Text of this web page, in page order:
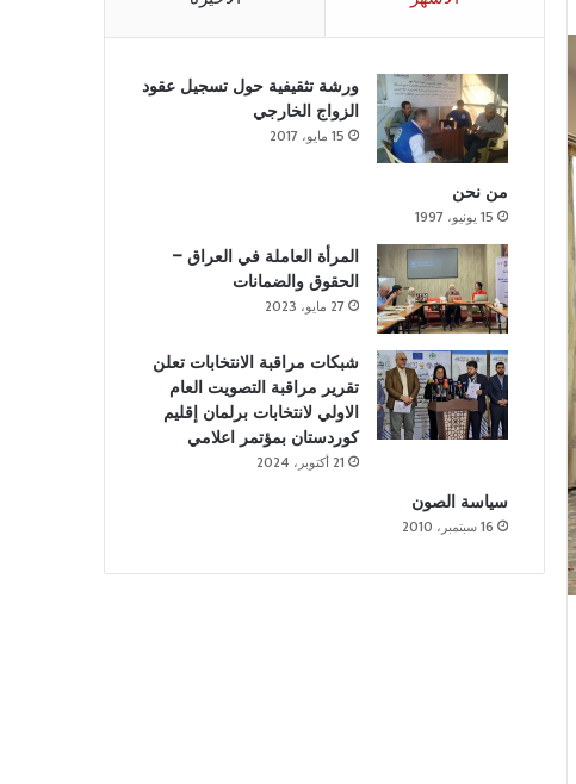
ورشة تثقيفية حول تسجيل عقود
الزواج الخارجي
15 مايو، 2017
من نحن
15 يونيو، 1997
المرأة العاملة في العراق –
الحقوق والضمانات
27 مايو، 2023
شبكات مراقبة الانتخابات تعلن
تقرير مراقبة التصويت العام
الاولي لانتخابات برلمان إقليم
كوردستان بمؤتمر اعلامي
21 أكتوبر، 2024
سياسة الصون
16 سبتمبر، 2010